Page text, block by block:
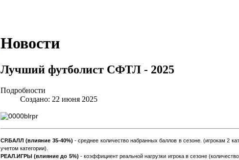
Новости
Лучший футболист СФТЛ - 2025
Подробности
Создано: 22 июня 2025
СР.БАЛЛ (влияние 35-40%) - среднее количество набранных баллов в сезоне. (игрокам 2
учетом категории).
РЕАЛ.ИГРЫ (влияние до 5%) - коэффициент реальной нагрузки игрока в сезоне